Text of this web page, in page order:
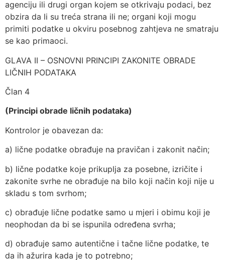
agenciju ili drugi organ kojem se otkrivaju podaci, bez
obzira da li su treća strana ili ne; organi koji mogu
primiti podatke u okviru posebnog zahtjeva ne smatraju
se kao primaoci.
GLAVA II – OSNOVNI PRINCIPI ZAKONITE OBRADE
LIČNIH PODATAKA
Član 4
(Principi obrade ličnih podataka)
Kontrolor je obavezan da:
a) lične podatke obrađuje na pravičan i zakonit način;
b) lične podatke koje prikuplja za posebne, izričite i
zakonite svrhe ne obrađuje na bilo koji način koji nije u
skladu s tom svrhom;
c) obrađuje lične podatke samo u mjeri i obimu koji je
neophodan da bi se ispunila određena svrha;
d) obrađuje samo autentične i tačne lične podatke, te
da ih ažurira kada je to potrebno;